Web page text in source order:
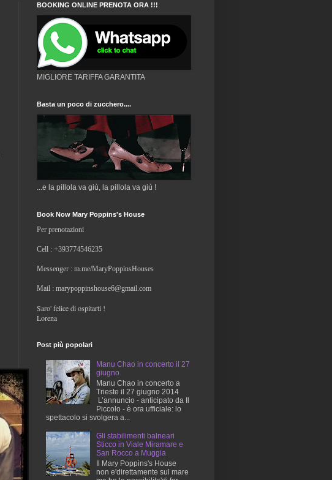
BOOKING ONLINE PRENOTA ORA !!!
MIGLIORE TARIFFA GARANTITA
Basta un poco di zucchero....
...e la pillola va giù, la pillola va giù !
Book Now Mary Poppins's House
Per prenotazioni
Cell : +393774546235
Messenger : m.me/MaryPoppinsHouses
Mail : marypoppinshouse6@gmail.com
Saro' felice di ospitarti !
Lorena
Post più popolari
Manu Chao in concerto il 27
giugno
Manu Chao in concerto a
Trieste il 27 giugno 2014
L’annuncio - anticipato da Il
Piccolo - è ora ufficiale: lo
spettacolo si svolgera a...
Gli stabilimenti balneari
Sticco in Viale Miramare e
San Rocco a Muggia
Il Mary Poppins's House
non e'direttamente sul mare